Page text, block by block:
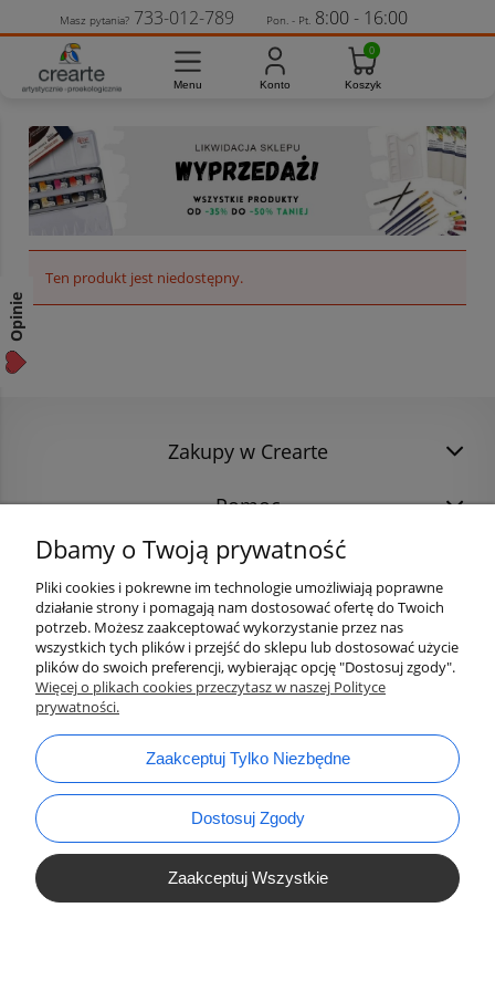
Ten produkt jest niedostępny.
Zakupy w Crearte
Pomoc
bok@ArtykulyDlaPlastykow.pl
tel.:733 012 789
Masz pytania? 733-012-789 Pon. - Pt. 8:00 - 16:00
Dbamy o Twoją prywatność
Pliki cookies i pokrewne im technologie umożliwiają poprawne
działanie strony i pomagają nam dostosować ofertę do Twoich
potrzeb. Możesz zaakceptować wykorzystanie przez nas
wszystkich tych plików i przejść do sklepu lub dostosować użycie
plików do swoich preferencji, wybierając opcję "Dostosuj zgody".
Więcej o plikach cookies przeczytasz w naszej Polityce
prywatności.
Zaakceptuj Tylko Niezbędne
Dostosuj Zgody
Zaakceptuj Wszystkie
Opinie